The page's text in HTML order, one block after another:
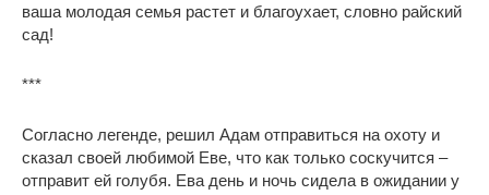
ваша молодая семья растет и благоухает, словно райский
сад!
***
Согласно легенде, решил Адам отправиться на охоту и
сказал своей любимой Еве, что как только соскучится –
отправит ей голубя. Ева день и ночь сидела в ожидании у